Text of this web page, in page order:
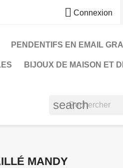
 Connexion
PENDENTIFS EN EMAIL
BIJOUX DE MAISON ET
search
MANDY